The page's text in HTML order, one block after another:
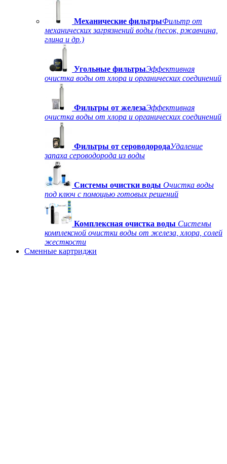
Механические фильтрыФильтр от
механических загрязнений воды (песок, ржавчина,
глина и др.)
Угольные фильтрыЭффективная
очистка воды от хлора и органических соединений
Фильтры от железаЭффективная
очистка воды от хлора и органических соединений
Фильтры от сероводородаУдаление
запаха сероводорода из воды
Системы очистки воды Очистка воды
под ключ с помощью готовых решений
Комплексная очистка воды Системы
комплексной очистки воды от железа, хлора, солей
жесткости
Сменные картриджи